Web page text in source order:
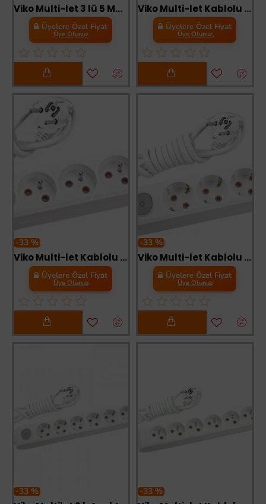
Viko Multi-let 3 lü 5 Metre Topraklı Grup Priz
Üyelere Özel Fiyat
Üye Olunuz
Viko Multi-let Kablolu Grup Priz 3 lü 3 Metre
Üyelere Özel Fiyat
Üye Olunuz
-33 %
Viko Multi-let Kablolu Grup Priz 6 lü 2 Metre
Üyelere Özel Fiyat
Üye Olunuz
-33 %
Viko Multi-let Kablolu Grup Priz 3 lü 5 Metre
Üyelere Özel Fiyat
Üye Olunuz
-33 % -33 %